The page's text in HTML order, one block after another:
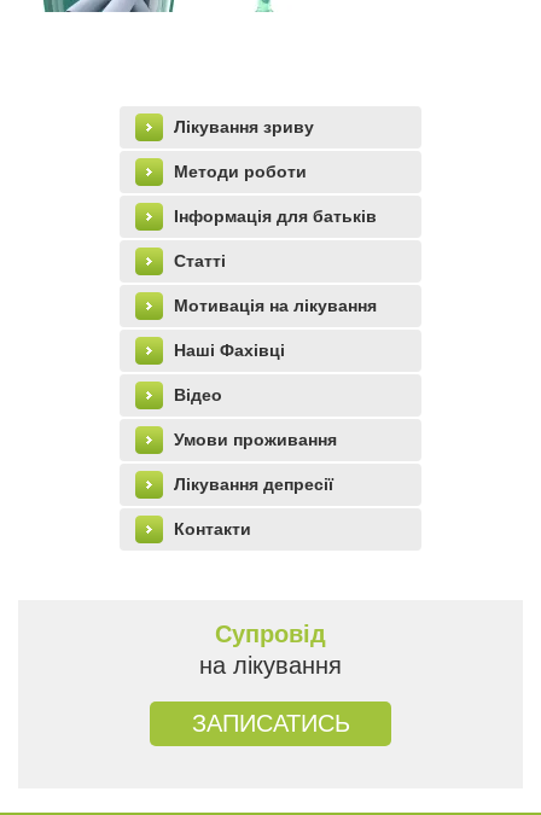
Лікування зриву
Методи роботи
Інформація для батьків
Статті
Мотивація на лікування
Наші Фахівці
Відео
Умови проживання
Лікування депресії
Контакти
Супровід
на лікування
ЗАПИСАТИСЬ